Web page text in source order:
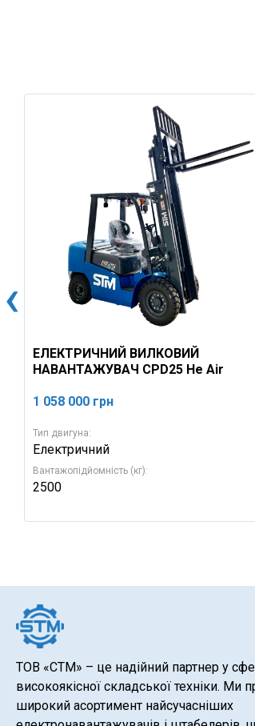
ЕЛЕКТРИЧНИЙ ВИЛКОВИЙ
НАВАНТАЖУВАЧ CPD25 He Air
1 058 000 грн
Тип двигуна:
Електричний
Вантажопідйомність (кг):
2500
ТОВ «СТМ» – це надійний партнер у
високоякісної складської техніки. Ми
широкий асортимент найсучасніших